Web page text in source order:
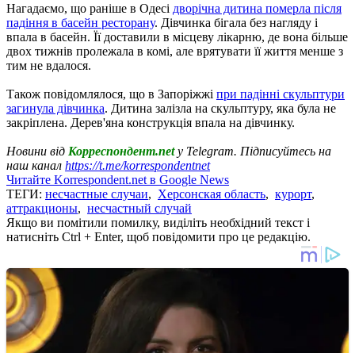
Нагадаємо, що раніше в Одесі дворічна дитина померла після
падіння в басейн ресторану. Дівчинка бігала без нагляду і
впала в басейн. Її доставили в місцеву лікарню, де вона більше
двох тижнів пролежала в комі, але врятувати її життя менше з
тим не вдалося.
Також повідомлялося, що в Запоріжжі при падінні скульптури
загинула дівчинка. Дитина залізла на скульптуру, яка була не
закріплена. Дерев'яна конструкція впала на дівчинку.
Новини від Корреспондент.netу Telegram. Підписуйтесь на
наш канал https://t.me/korrespondentnet
Читайте Korrespondent.net в Google News
ТЕГИ: несчастные случаи, Херсонская область, курорт,
аттракционы, несчастный случай
Якщо ви помітили помилку, виділіть необхідний текст і
натисніть Ctrl + Enter, щоб повідомити про це редакцію.